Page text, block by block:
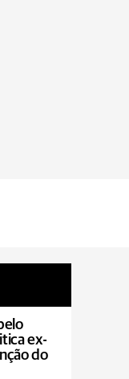
ex-
do